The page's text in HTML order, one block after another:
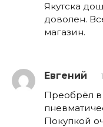
Якутска
доволен.
магазин.
Евгений
Преобрёл
Покупкой